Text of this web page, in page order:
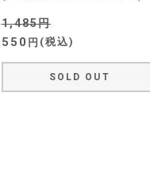
1,485
550 税込
SOLD OUT